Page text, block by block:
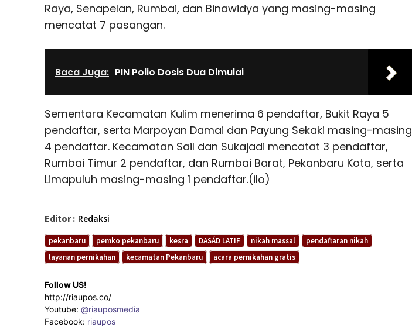
Raya, Senapelan, Rumbai, dan Binawidya yang masing-masing
mencatat 7 pasangan.
Baca Juga: PIN Polio Dosis Dua Dimulai
Sementara Kecamatan Kulim menerima 6 pendaftar, Bukit Raya 5
pendaftar, serta Marpoyan Damai dan Payung Sekaki masing-masing
4 pendaftar. Kecamatan Sail dan Sukajadi mencatat 3 pendaftar,
Rumbai Timur 2 pendaftar, dan Rumbai Barat, Pekanbaru Kota, serta
Limapuluh masing-masing 1 pendaftar.(ilo)
Editor : Redaksi
pekanbaru pemko pekanbaru kesra DASÁD LATIF nikah massal
pendaftaran nikah
layanan pernikahan
kecamatan Pekanbaru acara pernikahan gratis
Follow US!
http://riaupos.co/
Youtube: @riauposmedia
Facebook: riaupos